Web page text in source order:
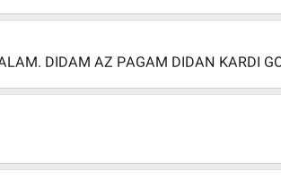
DIDAM AZ PAGAM DIDAN KARDI